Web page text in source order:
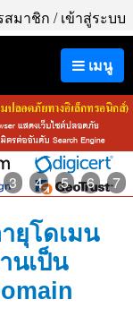
สมาชิก /เข้าสู่ระบบ
เมนู
3 4 5 6 7
ยุโดเมน
นเป็น